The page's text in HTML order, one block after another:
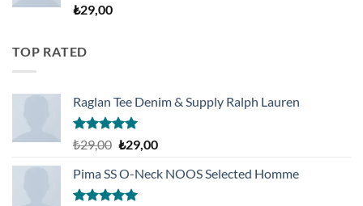
5
üzerinden
aldı
₺29,00
TOP RATED
Raglan Tee Denim & Supply Ralph Lauren
5 üzerinden
oy
aldı
₺29,00 Orijinal
₺29,00.
₺29,00Şu
fiyat:
Pima SS O-Neck NOOS Selected Homme